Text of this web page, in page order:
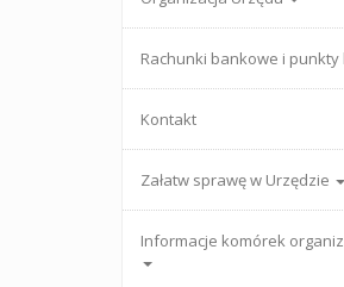
Rachunki bankowe i punkty
Kontakt
Załatw sprawę w Urzędzie
Informacje komórek